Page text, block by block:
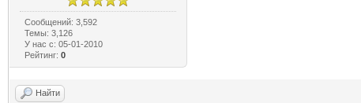
Сообщений: 3,592
Темы: 3,126
У нас с: 05-01-2010
Рейтинг:0
Найти